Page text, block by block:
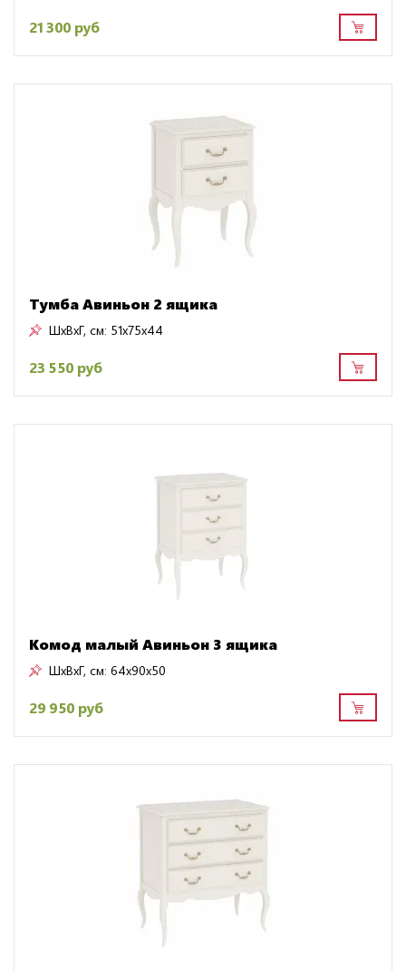
21 300 руб
Тумба Авиньон 2 ящика
ШxВxГ, см: 51x75x44
23 550 руб
Комод малый Авиньон 3 ящика
ШxВxГ, см: 64x90x50
29 950 руб